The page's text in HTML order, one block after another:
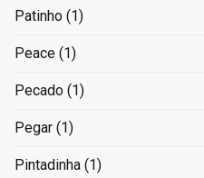
Patinho (1)
Peace (1)
Pecado (1)
Pegar (1)
Pintadinha (1)